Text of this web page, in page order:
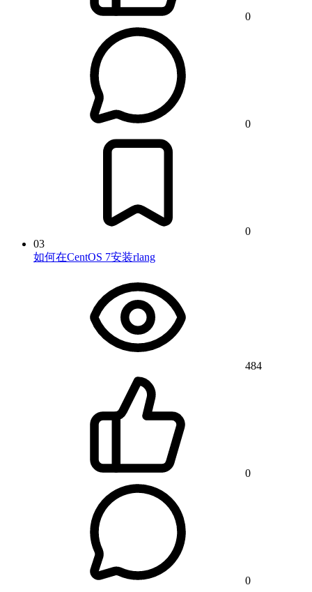
0
0
0
03
如何在CentOS 7安装rlang
484
0
0